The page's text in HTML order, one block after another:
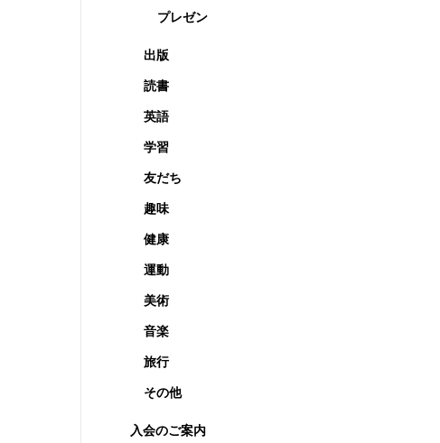
プレゼン
出版
読書
英語
学習
友だち
趣味
健康
運動
美術
音楽
旅行
その他
入会のご案内